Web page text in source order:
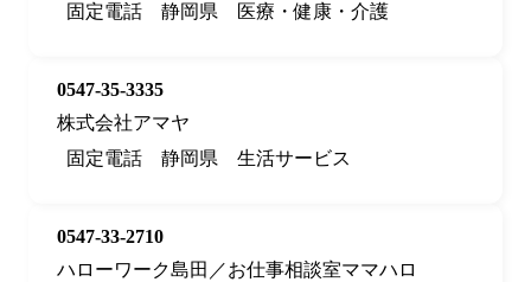
固定電話
静岡県 医療・健康・介護
0547-35-3335
株式会社アマヤ
固定電話
静岡県 生活サービス
0547-33-2710
ハローワーク島田／お仕事相談室ママハロ